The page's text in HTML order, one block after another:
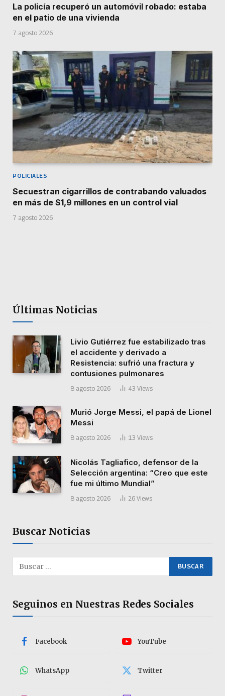
La policía recuperó un automóvil robado: estaba
en el patio de una vivienda
7 agosto 2026
POLICIALES
Secuestran cigarrillos de contrabando valuados
en más de $1,9 millones en un control vial
7 agosto 2026
Últimas Noticias
Livio Gutiérrez fue estabilizado tras
el accidente y derivado a
Resistencia: sufrió una fractura y
contusiones pulmonares
8 agosto 2026 43 Views
Murió Jorge Messi, el papá de Lionel
Messi
8 agosto 2026 13 Views
Nicolás Tagliafico, defensor de la
Selección argentina: “Creo que este
fue mi último Mundial”
8 agosto 2026 26 Views
Buscar Noticias
Seguinos en Nuestras Redes Sociales
Facebook YouTube
WhatsApp Twitter